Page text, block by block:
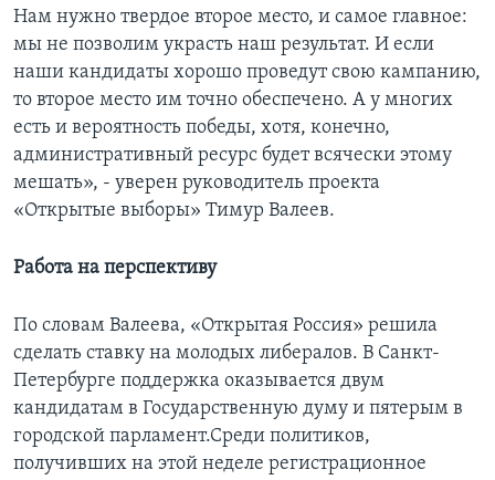
Нам нужно твердое второе место, и самое главное:
мы не позволим украсть наш результат. И если
наши кандидаты хорошо проведут свою кампанию,
то второе место им точно обеспечено. А у многих
есть и вероятность победы, хотя, конечно,
административный ресурс будет всячески этому
мешать», - уверен руководитель проекта
«Открытые выборы» Тимур Валеев.
Работа на перспективу
По словам Валеева, «Открытая Россия» решила
сделать ставку на молодых либералов. В Санкт-
Петербурге поддержка оказывается двум
кандидатам в Государственную думу и пятерым в
городской парламент.Среди политиков,
получивших на этой неделе регистрационное